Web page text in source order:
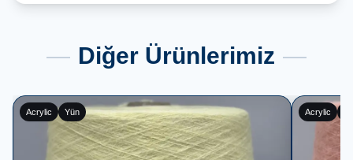
Diğer Ürünlerimiz
Acrylic